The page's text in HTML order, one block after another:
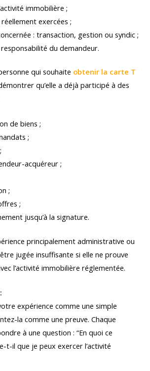
immobilière ;
exercées ;
: transaction, gestion ou syndic ;
du demandeur.
qui souhaite obtenir la carte T
qu’elle a déjà participé à des
de biens ;
;
acquéreur ;
;
;
jusqu’à la signature.
principalement administrative ou
jugée insuffisante si elle ne prouve
l’activité immobilière réglementée.
expérience comme une simple
la comme une preuve. Chaque
à une question : “En quoi ce
t-il que je peux exercer l’activité